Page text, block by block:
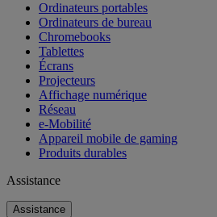
Ordinateurs portables
Ordinateurs de bureau
Chromebooks
Tablettes
Écrans
Projecteurs
Affichage numérique
Réseau
e-Mobilité
Appareil mobile de gaming
Produits durables
Assistance
Assistance